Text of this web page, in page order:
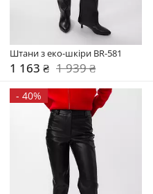
Штани з еко-шкіри BR-581
1 163 ₴ 1 939 ₴
- 40%